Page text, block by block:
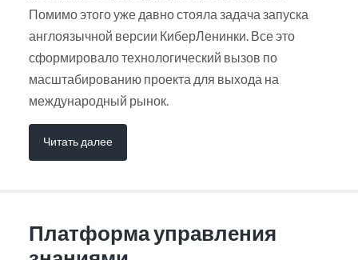
Помимо этого уже давно стояла задача запуска
англоязычной версии КиберЛенинки. Все это
сформировало технологический вызов по
масштабированию проекта для выхода на
международный рынок.
Читать далее
Платформа управления